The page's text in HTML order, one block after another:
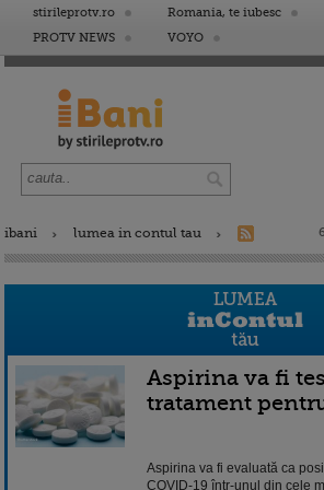
stirileprotv.ro Romania, te iubesc
PROTV NEWS
VOYO
ibani lumea in contul tau
Aspirina va fi
tratament
Aspirina va fi evaluată ca
COVID-19 într-unul din cele